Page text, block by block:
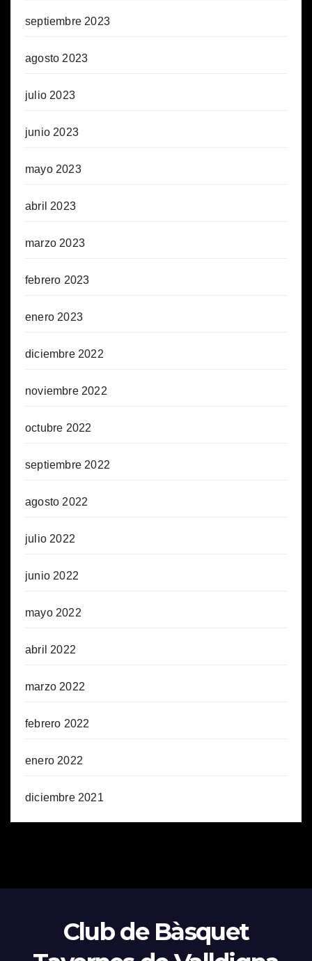
septiembre 2023
agosto 2023
julio 2023
junio 2023
mayo 2023
abril 2023
marzo 2023
febrero 2023
enero 2023
diciembre 2022
noviembre 2022
octubre 2022
septiembre 2022
agosto 2022
julio 2022
junio 2022
mayo 2022
abril 2022
marzo 2022
febrero 2022
enero 2022
diciembre 2021
Club de Bàsquet